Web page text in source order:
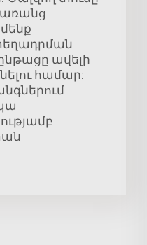
առանց
ավելի
համար: